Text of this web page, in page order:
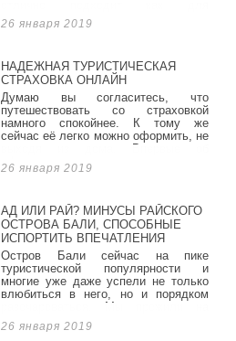
длительных поездок, так и для
коротких. Мы арендовали жилье на
26 января 2019
НАДЕЖНАЯ ТУРИСТИЧЕСКАЯ
СТРАХОВКА ОНЛАЙН
Думаю вы согласитесь, что
путешествовать со страховкой
намного спокойнее. К тому же
сейчас её легко можно оформить, не
выходя из дома. Впервые об
оформлении страховки мы
задумались, когда планировали
26 января 2019
АД ИЛИ РАЙ? МИНУСЫ РАЙСКОГО
ОСТРОВА БАЛИ, СПОСОБНЫЕ
ИСПОРТИТЬ ВПЕЧАТЛЕНИЯ
Остров Бали сейчас на пике
туристической популярности и
многие уже даже успели не только
влюбиться в него, но и порядком
разочароваться. Мы прожили на
этом острове два месяца, один на
побережье района Санур, и второй в
26 января 2019